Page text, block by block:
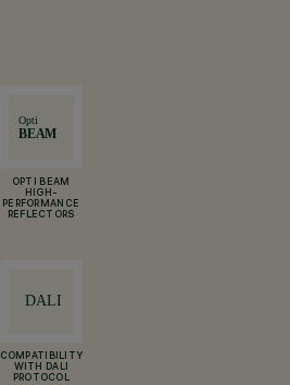
OPTI BEAM
HIGH-
PERFORMANCE
REFLECTORS
COMPATIBILITY
WITH DALI
PROTOCOL